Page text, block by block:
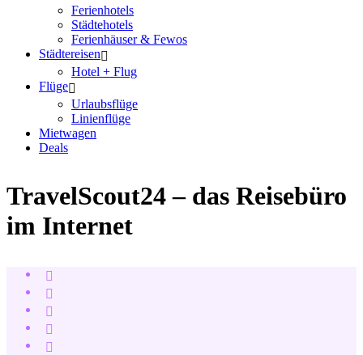
Ferienhotels
Städtehotels
Ferienhäuser & Fewos
Städtereisen
Hotel + Flug
Flüge
Urlaubsflüge
Linienflüge
Mietwagen
Deals
TravelScout24 – das Reisebüro
im Internet